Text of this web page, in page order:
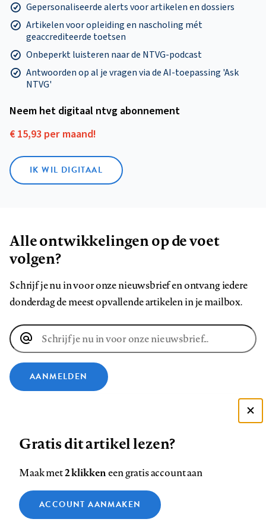
Gepersonaliseerde alerts voor artikelen en dossiers
Artikelen voor opleiding en nascholing mét
geaccrediteerde toetsen
Onbeperkt luisteren naar de NTVG-podcast
Antwoorden op al je vragen via de AI-toepassing 'Ask
NTVG'
Neem het digitaal ntvg abonnement
€ 15,93 per maand!
IK WIL DIGITAAL
Alle ontwikkelingen op de voet
volgen?
Schrijf je nu in voor onze nieuwsbrief en ontvang iedere
donderdag de meest opvallende artikelen in je mailbox.
E-
mailadres
AANMELDEN
ons
op
Facebook
ons
op
LinkedIn
ons
op
Bluesky
ons
op
Instagram
ons
op
YouTube
ons
Footer
Contact Colofon Disclaimer Privacy
Medische vragen verdienen
Zie onze cookie policy
Analytische cookies
Gratis dit artikel lezen?
Maak met2 klikkeneen gratis account aan
ACCOUNT AANMAKEN